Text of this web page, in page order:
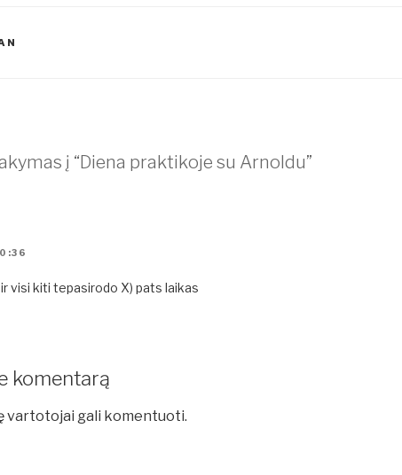
į “Diena praktikoje su Arnoldu”
visi kiti tepasirodo X) pats laikas
komentarą
vartotojai gali komentuoti.